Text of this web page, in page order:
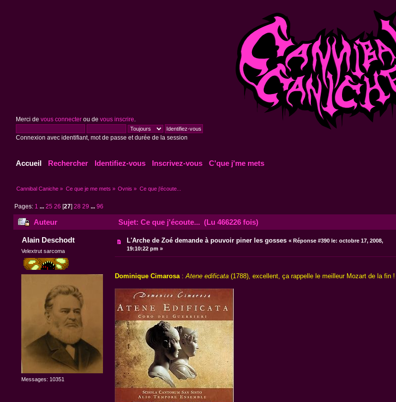
Merci de vous connecterou de vous inscrire
Connexion avec identifiant, mot de passe et durée de la session
Accueil Rechercher Identifiez-vous Inscrivez-vous C'que j'me mets
Cannibal Caniche » Ce que je me mets » Ovnis » Ce que j'écoute...
Pages: 1 ...25 26 [27]28 29 ...96
Auteur Sujet: Ce que j'écoute... (Lu 466226 fois)
Alain Deschodt
Velextrut sarcoma
Messages: 10351
L'Arche de Zoé demande à pouvoir piner les gosses « Réponse #390 le: octobre 17, 2008,
19:10:22 pm »
Dominique Cimarosa : Atene edificata(1788), excellent, ça rappelle le meilleur Mozart de la fin !